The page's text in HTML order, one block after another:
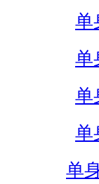
单
单
单
单
单